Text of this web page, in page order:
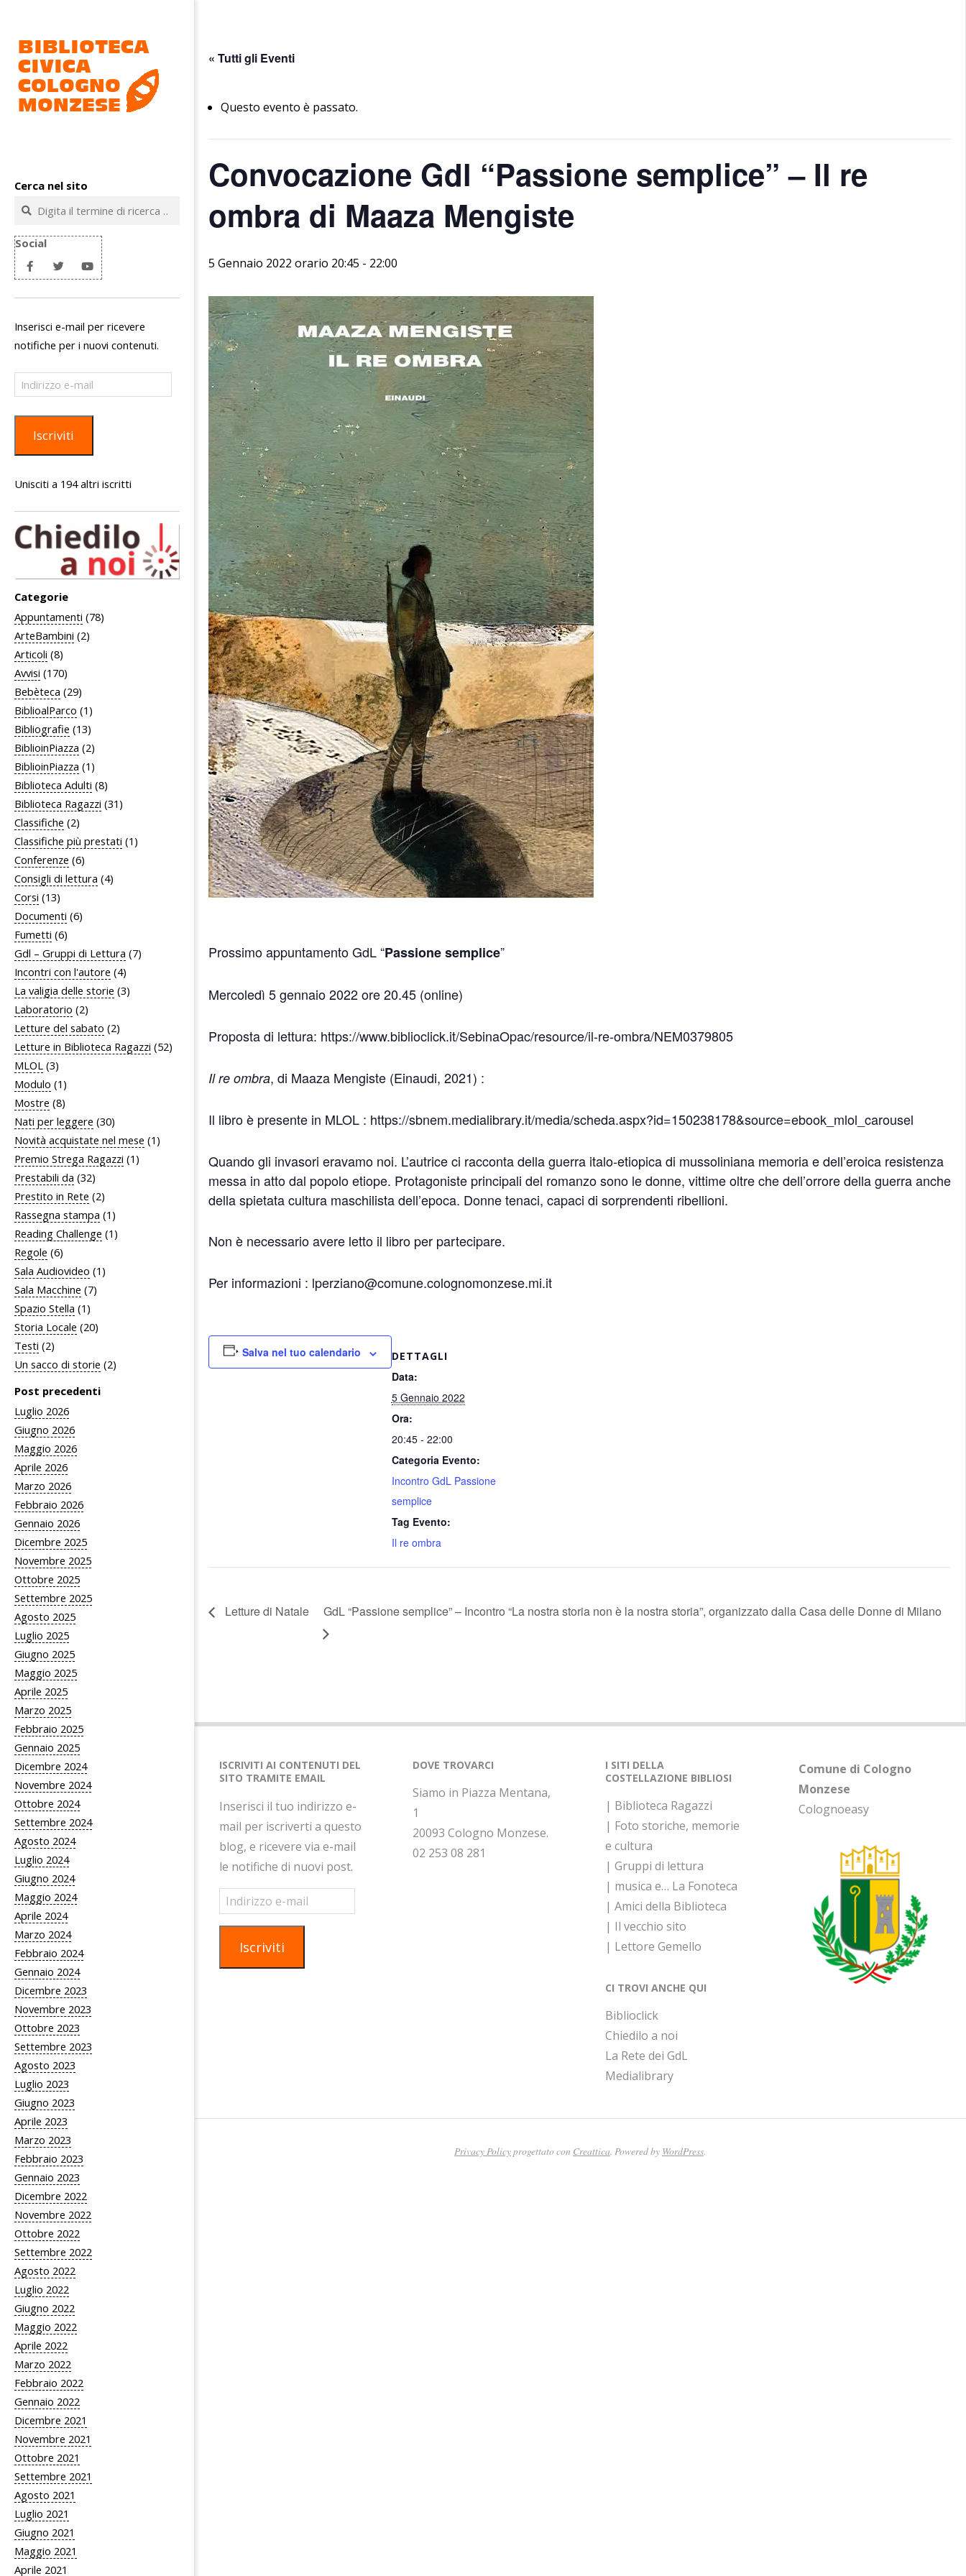
contenuto
civica
Cologno
Monzese
Cerca nel sito
Cerca
Social
Inserisci e-mail per ricevere
notifiche per i nuovi contenuti.
Indirizzo
e-
Iscriviti
Unisciti a 194 altri iscritti
Categorie
Appuntamenti (78)
ArteBambini (2)
Articoli (8)
Avvisi (170)
Bebèteca (29)
BiblioalParco (1)
Bibliografie (13)
BiblioinPiazza (2)
BiblioinPiazza (1)
Biblioteca Adulti (8)
Biblioteca Ragazzi (31)
Classifiche (2)
Classifiche più prestati (1)
Conferenze (6)
Consigli di lettura (4)
Corsi (13)
Documenti (6)
Fumetti (6)
Gdl – Gruppi di Lettura (7)
Incontri con l'autore (4)
La valigia delle storie (3)
Laboratorio (2)
Letture del sabato (2)
Letture in Biblioteca Ragazzi (52)
MLOL (3)
Modulo (1)
Mostre (8)
Nati per leggere (30)
Novità acquistate nel mese (1)
Premio Strega Ragazzi (1)
Prestabili da (32)
Prestito in Rete (2)
Rassegna stampa (1)
Reading Challenge (1)
Regole (6)
Sala Audiovideo (1)
Sala Macchine (7)
Spazio Stella (1)
Storia Locale (20)
Testi (2)
Un sacco di storie (2)
Post precedenti
Luglio 2026
Giugno 2026
Maggio 2026
Aprile 2026
Marzo 2026
Febbraio 2026
Gennaio 2026
Dicembre 2025
Novembre 2025
Ottobre 2025
Settembre 2025
Agosto 2025
Luglio 2025
Giugno 2025
Maggio 2025
Aprile 2025
Marzo 2025
Febbraio 2025
Gennaio 2025
Dicembre 2024
Novembre 2024
Ottobre 2024
Settembre 2024
Agosto 2024
Luglio 2024
Giugno 2024
Maggio 2024
Aprile 2024
Marzo 2024
Febbraio 2024
Gennaio 2024
Dicembre 2023
Novembre 2023
Ottobre 2023
Settembre 2023
Agosto 2023
Luglio 2023
Giugno 2023
Aprile 2023
Marzo 2023
Febbraio 2023
Gennaio 2023
Dicembre 2022
Novembre 2022
Ottobre 2022
Settembre 2022
Agosto 2022
Luglio 2022
Giugno 2022
Maggio 2022
Aprile 2022
Marzo 2022
Febbraio 2022
Gennaio 2022
Dicembre 2021
Novembre 2021
Ottobre 2021
Settembre 2021
Agosto 2021
Luglio 2021
Giugno 2021
Maggio 2021
Aprile 2021
« Tutti gli Eventi
Questo evento è passato.
Convocazione Gdl “Passione semplice” – Il re
ombra di Maaza Mengiste
5 Gennaio 2022 orario 20:45 - 22:00
Prossimo appuntamento GdL “Passione semplice”
Mercoledì 5 gennaio 2022 ore 20.45 (online)
Proposta di lettura: https://www.biblioclick.it/SebinaOpac/resource/il-re-ombra/NEM0379805
Il re ombra, di Maaza Mengiste (Einaudi, 2021) :
Il libro è presente in MLOL : https://sbnem.medialibrary.it/media/scheda.aspx?id=150238178&source=ebook_mlol_carousel
Quando gli invasori eravamo noi. L’autrice ci racconta della guerra italo-etiopica di mussoliniana memoria e dell’eroica resistenza
messa in atto dal popolo etiope. Protagoniste principali del romanzo sono le donne, vittime oltre che dell’orrore della guerra anche
della spietata cultura maschilista dell’epoca. Donne tenaci, capaci di sorprendenti ribellioni.
Non è necessario avere letto il libro per partecipare.
Per informazioni : lperziano@comune.colognomonzese.mi.it
Salva nel tuo calendario DETTAGLI
Data:
5 Gennaio 2022
Ora:
20:45 - 22:00
Categoria Evento:
Incontro GdL Passione
semplice
Tag Evento:
Il re ombra
Letture di Natale GdL “Passione semplice” – Incontro “La nostra storia non è la nostra storia”, organizzato dalla Casa delle Donne di Milano
ISCRIVITI AI CONTENUTI DEL
SITO TRAMITE EMAIL
Inserisci il tuo indirizzo e-
mail per iscriverti a questo
blog, e ricevere via e-mail
le notifiche di nuovi post.
Indirizzo
e-
mail
Iscriviti
DOVE TROVARCI
Siamo in Piazza Mentana,
1
20093 Cologno Monzese.
02 253 08 281
I SITI DELLA
COSTELLAZIONE BIBLIOSI
| Biblioteca Ragazzi
| Foto storiche, memorie
e cultura
| Gruppi di lettura
| musica e… La Fonoteca
| Amici della Biblioteca
| Il vecchio sito
| Lettore Gemello
CI TROVI ANCHE QUI
Biblioclick
Chiedilo a noi
La Rete dei GdL
Medialibrary
Comune di Cologno
Monzese
Colognoeasy
Privacy Policyprogettato con Creattica. Powered by WordPress.